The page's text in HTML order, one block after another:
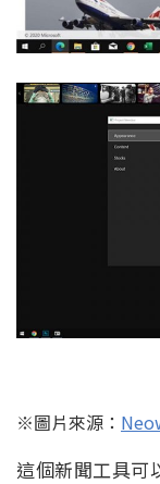
※圖片來源：
這個新聞工具可